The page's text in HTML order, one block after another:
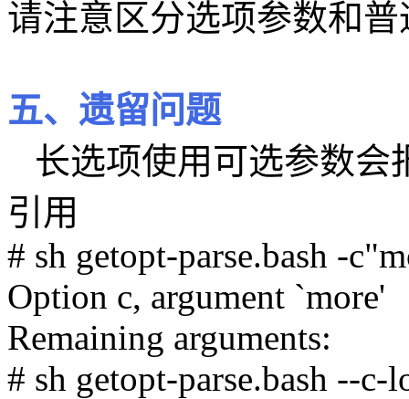
请注意区分选项参数和
五、遗留问题
长选项使用可选参数会
引用
# sh getopt-parse.bash -
Option c, argument `more'
Remaining arguments:
# sh getopt-parse.bash --c-